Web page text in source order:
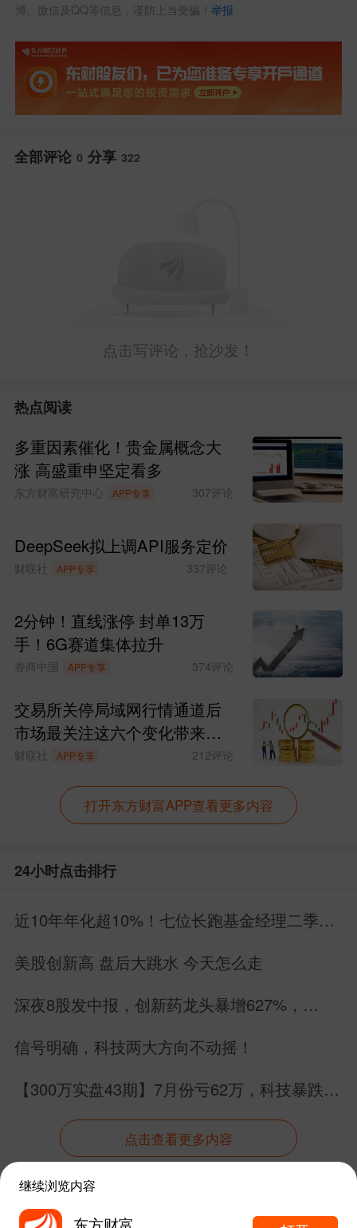
可能进一步推高整体物价，但此次数据与
预期基本一致。
剔除食品和能源成本的核心CPI同比
上涨2.9%，同样符合市场预期，前值为2.
8%。美国5月季调后核心CPI月率为0.
示，市场降低了对美联储加息的押注。
分析师指出，CPI连续第三个月保持
压力持续加大。越来越多迹象表明，为维
持消费支出，部分消费者正开始动用储蓄
资金。
值得注意的是，通胀已连续第二个月
超过工资增速，这意味着居民实际购买力
进一步受到侵蚀，并可能对整体经济增长
构成拖累。
从分项数据来看，本轮通胀升温主要
由能源价格推动。5月能源价格环比大涨3.
9%，同比涨幅达到23.5%。相比之下，食
品价格仅上涨0.2%。
美国能源信息署(EIA)数据显示，5月
份全美平均汽油价格上涨8.8%，达到每加
仑4.60美元。自今年2月底美国和以色列对
计飙升逾50%。
不过，随着近期停火协议生效，能源
价格已从高位有所回落，这使部分经济学
PI涨幅的阶段性峰值。
作为美联储重点关注指标之一的住房
成本环比上涨0.3%，仅为4月份0.6%涨幅
的一半，显示住房通胀压力有所缓和。
其他分项中，运输服务价格下降0.
博、微信及QQ等信息，谨防上当受骗！举报
全部评论 0 分享 322
点击写评论，抢沙发！
热点阅读
多重因素催化！贵金属概念大
涨 高盛重申坚定看多
东方财富研究中心 APP专享 307评论
DeepSeek拟上调API服务定价
财联社 APP专享 337评论
2分钟！直线涨停 封单13万
手！6G赛道集体拉升
券商中国 APP专享 374评论
交易所关停局域网行情通道后
市场最关注这六个变化带来的
影响
财联社 APP专享 212评论
打开东方财富APP查看更多内容
24小时点击排行
近10年年化超10%！七位长跑基金经理二季报
美股创新高 盘后大跳水 今天怎么走
深夜8股发中报，创新药龙头暴增627%，
信号明确，科技两大方向不动摇！
【300万实盘43期】7月份亏62万，科技暴跌的
点击查看更多内容
资讯
继续浏览内容
东方财富